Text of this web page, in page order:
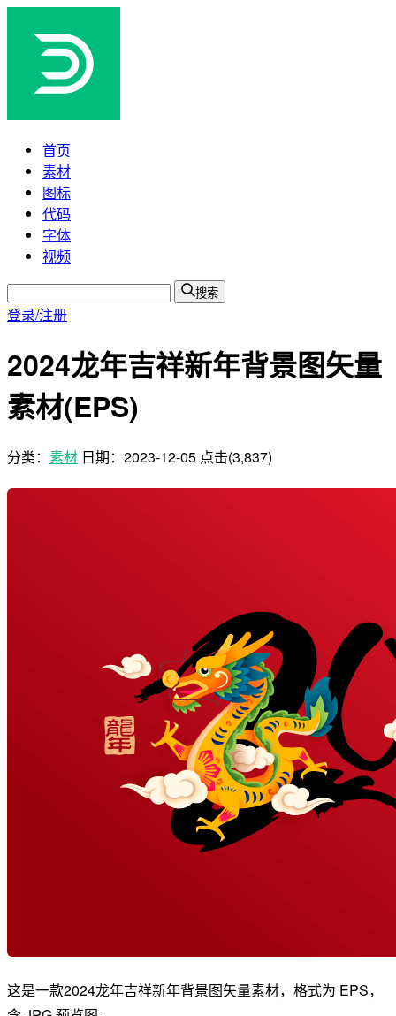
首页
素材
图标
代码
字体
视频
搜索
登录/注册
2024龙年吉祥新年背景图矢量
素材(EPS)
分类： 素材 日期： 2023-12-05 点击(3,837)
这是一款2024龙年吉祥新年背景图矢量素材，格式为 EPS，